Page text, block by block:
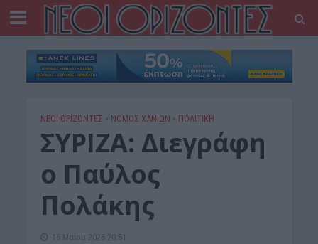
ΝΕΟΙ ΟΡΙΖΟΝΤΕΣ • ΝΟΜΌΣ ΧΑΝΊΩΝ • ΠΟΛΙΤΙΚΗ
ΣΥΡΙΖΑ: Διεγράφη
ο Παύλος
Πολάκης
16 Μαΐου 2026 20:51